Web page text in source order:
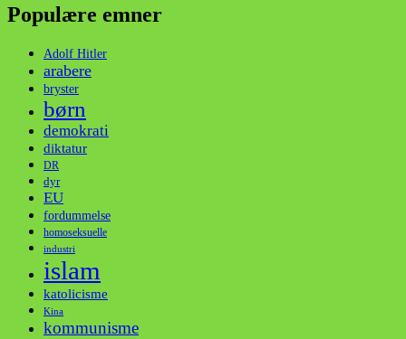
Populære emner
Adolf Hitler
arabere
bryster
børn
demokrati
diktatur
DR
dyr
EU
fordummelse
homoseksuelle
industri
islam
katolicisme
Kina
kommunisme